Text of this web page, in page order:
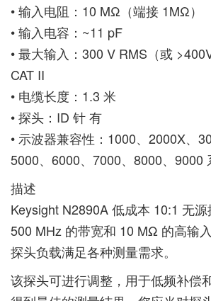
• 输入电阻：10 MΩ（端接 1MΩ）
• 输入电容：~11 pF
• 最大输入：300 V RMS（或
CAT II
• 电缆长度：1.3 米
• 探头：ID 针 有
• 示波器兼容性：1000、2000X、
5000、6000、7000、8000、9000
描述
Keysight N2890A 低成本 10:1 无
500 MHz 的带宽和 10 MΩ 的高输
探头负载满足各种测量需求。
该探头可进行调整，用于低频补偿